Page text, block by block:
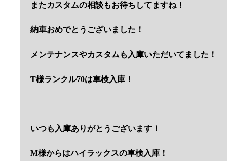
またカスタムの相談もお待ちしてますね！
納車おめでとうございました！
メンテナンスやカスタムも入庫いただいてました！
T様ランクル70は車検入庫！
いつも入庫ありがとうございます！
M様からはハイラックスの車検入庫！